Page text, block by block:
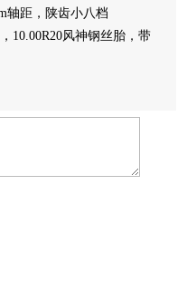
轴距，陕齿小八档
10.00R20风神钢丝胎，带